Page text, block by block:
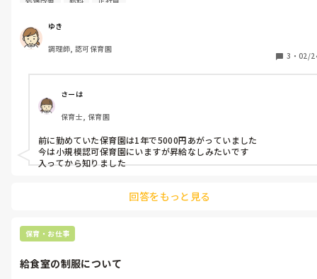
その分、違うところを考えたほうが保育は充実するし、やるべきこ
とがはっきりする、そう思います。
麻婆豆腐丼は、存在するし中華料理店に行けば子どもたちもそれを
ツナサラダサンドも存在しますよね。
性格的に、白ごはんは汚したくないからカレーライスはルーと別が
いい、なんて子もいる。
そういう時は？
カレーライスは一緒になってるものだから、って指導する？
るほうがいい気がします☺️
って行動があったとしても、
僕は、食べるならどうぞ、ってひとまずその子を見守ります。
全部ぐちゃぐちゃに混ぜました。はい、食べません。
味噌汁嫌いだから、わざとこぼしました。
ゆき
調理師, 認可保育園
3 ・ 02/
さーは
保育士, 保育園
前に勤めていた保育園は1年で5000円あがっていました
今は小規模認可保育園にいますが昇給なしみたいです
入ってから知りました
回答をもっと見る
保育・お仕事
給食室の制服について